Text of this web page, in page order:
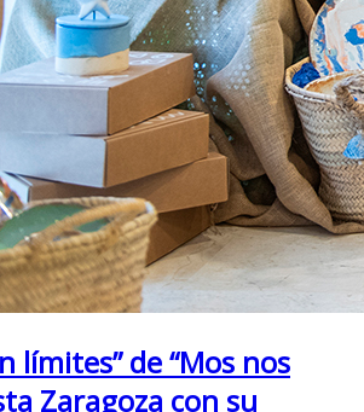
límites” de “Mos nos
Zaragoza con su